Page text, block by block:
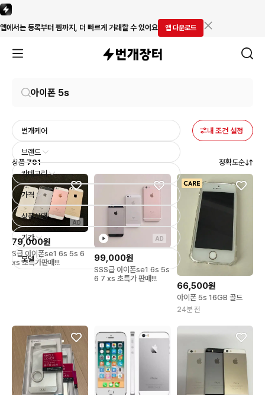
앱에서는 등록부터 찜까지, 더 빠르게 거래할 수 있어요 앱 다운로드
번개케어
브랜드
카테고리
가격
상품상태
기간
모델
내 조건 설정
상품 791 정확도순
AD
79,000원
S급 아이폰se1 6s 5s 6
xs 초특가판매!!!
AD
99,000원
SSS급 아이폰se1 6s 5s
6 7 xs 초특가 판매!!!
66,500원
아이폰 5s 16GB 골드
24분 전